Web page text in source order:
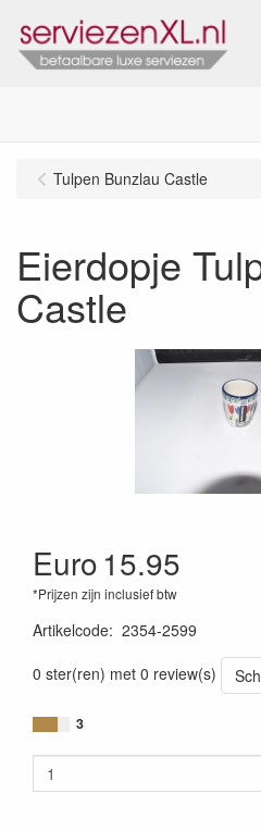
Tulpen Bunzlau Castle
Eierdopje
Castle
Euro15.95
*Prijzen zijn inclusief btw
Artikelcode: 2354-2599
0 ster(ren) met 0 review(s)
3